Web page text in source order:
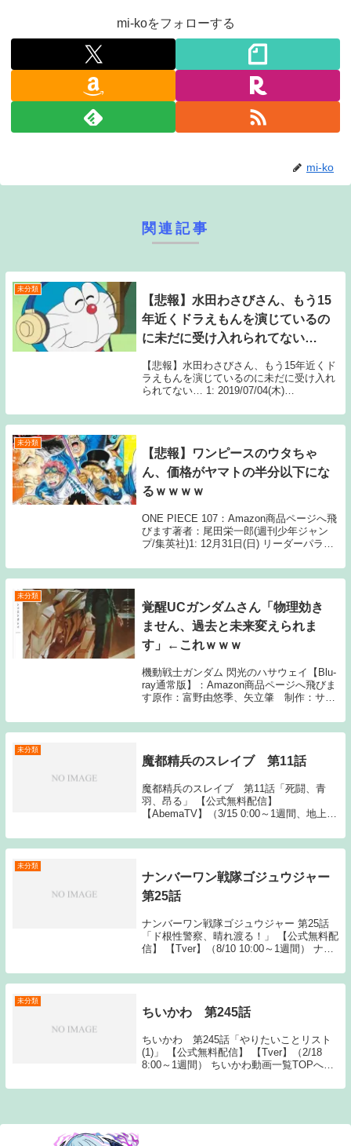
mi-koをフォローする
mi-ko
関連記事
未分類
【悲報】水田わさびさん、もう15
年近くドラえもんを演じているの
に未だに受け入れられてない…
【悲報】水田わさびさん、もう15年近くド
ラえもんを演じているのに未だに受け入れ
られてない… 1: 2019/07/04(木)
ちゃん速【悲報】水田わさびさん、もう15
年近くドラえ...
未分類
【悲報】ワンピースのウタちゃ
ん、価格がヤマトの半分以下にな
るｗｗｗｗ
ONE PIECE 107：Amazon商品ページへ飛
びます著者：尾田栄一郎(週刊少年ジャン
プ/集英社)1: 12月31日(日) リーダーパラレ
イジュ 4500 リーダーパラレル ペロー
ナ 400...
未分類
覚醒UCガンダムさん「物理効き
ません、過去と未来変えられま
す」←これｗｗｗ
機動戦士ガンダム 閃光のハサウェイ【Blu-
ray通常版】：Amazon商品ページへ飛びま
す原作：富野由悠季、矢立肇 制作：サン
んで許されてるの？ 2: 名無しさん
15:34:...
未分類
魔都精兵のスレイブ 第11話
魔都精兵のスレイブ 第11話「死闘、青
羽、昂る」 【公式無料配信】
【AbemaTV】（3/15 0:00～1週間、地上波
間） 【公式有料配信】 【U-NEXT】 【H
The post ...
未分類
ナンバーワン戦隊ゴジュウジャー
第25話
ナンバーワン戦隊ゴジュウジャー 第25話
「ド根性警察、晴れ渡る！」 【公式無料配
信】 【Tver】（8/10 10:00～1週間） ナン
TOPへSource: New feedナンバーワン戦隊
ゴジュウジャ...
未分類
ちいかわ 第245話
ちいかわ 第245話「やりたいことリスト
(1)」 【公式無料配信】 【Tver】（2/18
8:00～1週間） ちいかわ動画一覧TOPへ